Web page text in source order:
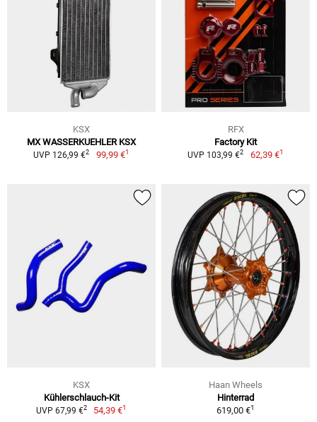
KSX
MX WASSERKUEHLER KSX
UVP 126,99 €2 99,99 €1
RFX
Factory Kit
UVP 103,99 €2 62,39 €1
KSX
Kühlerschlauch-Kit
UVP 67,99 €2 54,39 €1
Haan Wheels
Hinterrad
619,00 €1